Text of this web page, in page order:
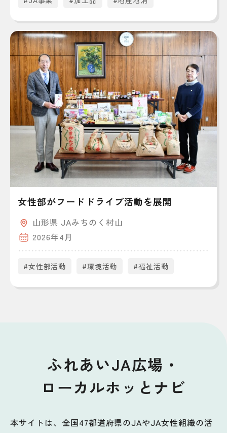
女性部がフードドライブ活動を展開
山形県 JAみちのく村山
2026年4月
#女性部活動 #環境活動 #福祉活動
ふれあいJA広場・
ローカルホッとナビ
本サイトは、全国47都道府県のJAやJA女性組織の活